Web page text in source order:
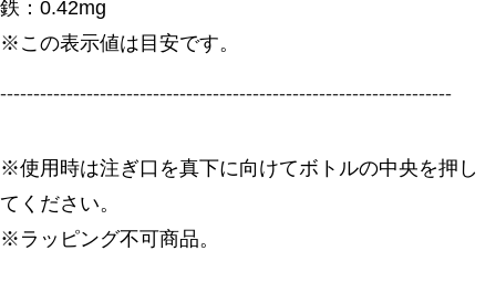
鉄：0.42mg
※この表示値は目安です。
--------------------------------------------------------------------
※使用時は注ぎ口を真下に向けてボトルの中央を押し
てください。
※ラッピング不可商品。